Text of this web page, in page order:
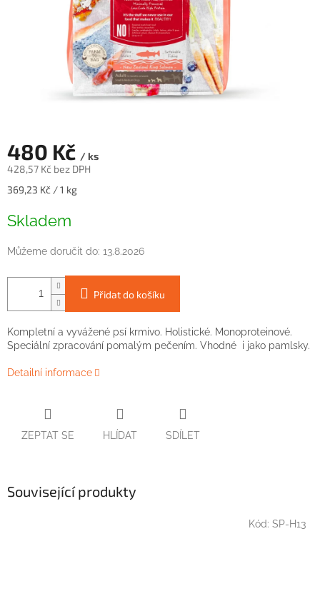
480 Kč / ks
428,57 Kč bez DPH
Měrná
369,23 Kč / 1 kg
Skladem
Můžeme doručit do: 13.8.2026
Přidat do košíku
Kompletní a vyvážené psí krmivo. Holistické. Monoproteinové.
Speciální zpracování pomalým pečením. Vhodné i jako pamlsky.
Detailní informace
ZEPTAT SE HLÍDAT SDÍLET
Související produkty
Kód: SP-H13